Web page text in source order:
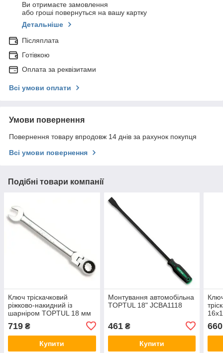
Ви отримаєте замовлення
або гроші повернуться на вашу картку
Детальніше
Післяплата
Готівкою
Оплата за реквізитами
Всі умови оплати
Умови повернення
Повернення товару впродовж 14 днів за рахунок покупця
Всі умови повернення
Подібні товари компанії
Ключ тріскачковий
ріжково-накидний із
шарніром TOPTUL 18 мм
719 ₴
Купити
Монтування автомобільна
TOPTUL 18" JCBA1118
461₴
Купити
660